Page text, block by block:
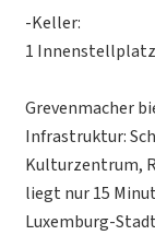
-Keller:
1
Grevenmacher
Infrastruktur:
Kulturzentrum,
liegt nur 15
Luxemburg-